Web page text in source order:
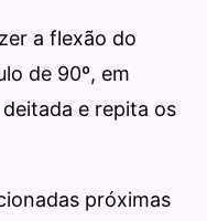
a flexão do
de 90º, em
e repita os
próximas